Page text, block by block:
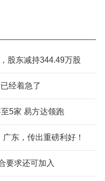
股东减持344.49万股
经着急了
5家 易方达领跑
东，传出重磅利好！
要求还可加入